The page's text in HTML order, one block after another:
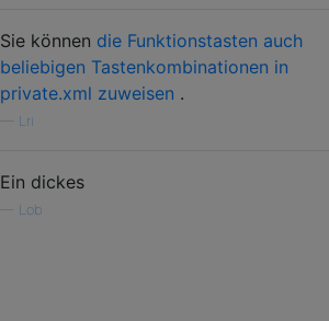
Sie können die Funktionstasten auch
beliebigen Tastenkombinationen in
private.xml zuweisen .
Lri
Ein dickes
Lob